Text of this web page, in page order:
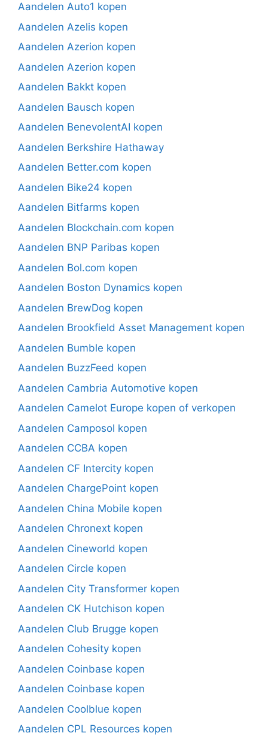
Aandelen Auto1 kopen
Aandelen Azelis kopen
Aandelen Azerion kopen
Aandelen Azerion kopen
Aandelen Bakkt kopen
Aandelen Bausch kopen
Aandelen BenevolentAI kopen
Aandelen Berkshire Hathaway
Aandelen Better.com kopen
Aandelen Bike24 kopen
Aandelen Bitfarms kopen
Aandelen Blockchain.com kopen
Aandelen BNP Paribas kopen
Aandelen Bol.com kopen
Aandelen Boston Dynamics kopen
Aandelen BrewDog kopen
Aandelen Brookfield Asset Management kopen
Aandelen Bumble kopen
Aandelen BuzzFeed kopen
Aandelen Cambria Automotive kopen
Aandelen Camelot Europe kopen of verkopen
Aandelen Camposol kopen
Aandelen CCBA kopen
Aandelen CF Intercity kopen
Aandelen ChargePoint kopen
Aandelen China Mobile kopen
Aandelen Chronext kopen
Aandelen Cineworld kopen
Aandelen Circle kopen
Aandelen City Transformer kopen
Aandelen CK Hutchison kopen
Aandelen Club Brugge kopen
Aandelen Cohesity kopen
Aandelen Coinbase kopen
Aandelen Coinbase kopen
Aandelen Coolblue kopen
Aandelen CPL Resources kopen